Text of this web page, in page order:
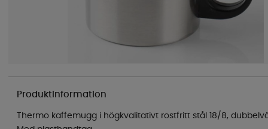
Produktinformation
Thermo kaffemugg i högkvalitativt rostfritt stål 18/8,